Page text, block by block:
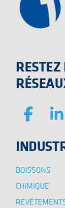
RESTEZ
BOISSONS
CHIMIQUE